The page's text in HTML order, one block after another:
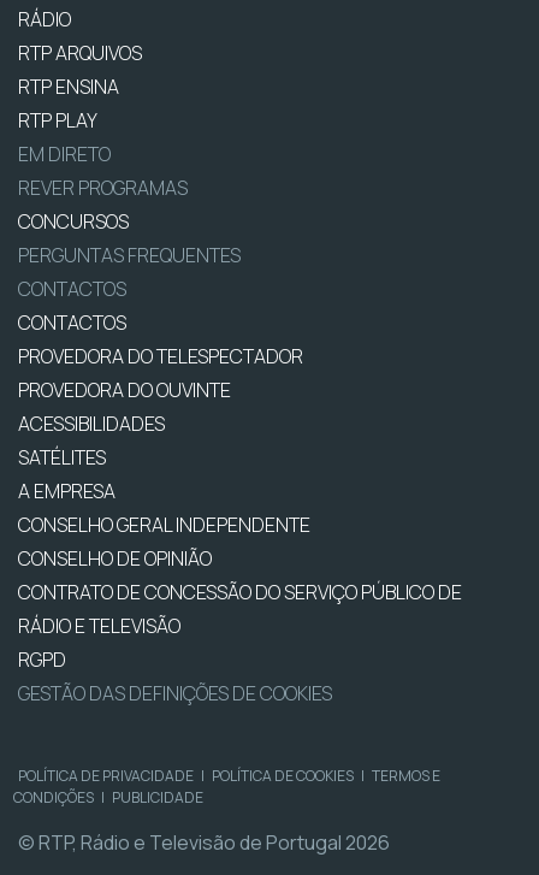
RÁDIO
RTP ARQUIVOS
RTP ENSINA
RTP PLAY
EM DIRETO
REVER PROGRAMAS
CONCURSOS
PERGUNTAS FREQUENTES
CONTACTOS
CONTACTOS
PROVEDORA DO TELESPECTADOR
PROVEDORA DO OUVINTE
ACESSIBILIDADES
SATÉLITES
A EMPRESA
CONSELHO GERAL INDEPENDENTE
CONSELHO DE OPINIÃO
CONTRATO DE CONCESSÃO DO SERVIÇO PÚBLICO DE
RÁDIO E TELEVISÃO
RGPD
GESTÃO DAS DEFINIÇÕES DE COOKIES
POLÍTICA DE PRIVACIDADE | POLÍTICA DE COOKIES | TERMOS E
CONDIÇÕES | PUBLICIDADE
© RTP, Rádio e Televisão de Portugal 2026